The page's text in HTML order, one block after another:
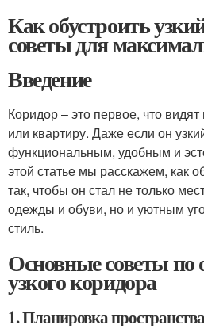
Как обустроить
советы для
Введение
Коридор – это первое, что
или квартиру. Даже если он
функциональным, удобным и
этой статье мы расскажем, как
так, чтобы он стал не только
одежды и обуви, но и уютным
стиль.
Основные советы по
узкого коридора
1. Планировка пространства